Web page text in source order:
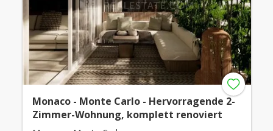
Monaco - Monte Carlo - Hervorragende 2-
Zimmer-Wohnung, komplett renoviert